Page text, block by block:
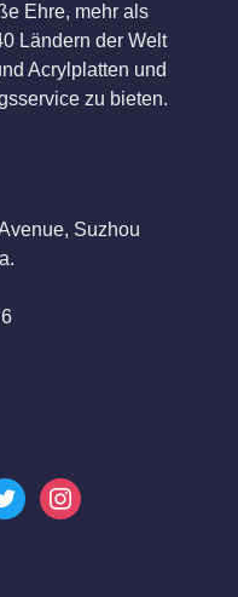
Ehre, mehr als
Ländern der Welt
Acrylplatten und
zu bieten.
Suzhou
instagram